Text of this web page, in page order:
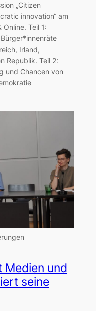
„Citizen
innovation“ am
Teil 1:
Irland,
Republik. Teil 2:
und Chancen von
Medien und
seine